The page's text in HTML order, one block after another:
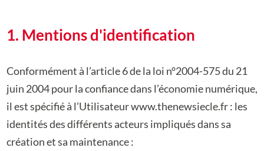
1. Mentions d'identification
Conformément à l’article 6 de la loi n°2004-575 du 21
juin 2004 pour la confiance dans l’économie numérique,
il est spécifié à l’Utilisateur www.thenewsiecle.fr : les
identités desdifférents acteurs impliqués dans sa
création et sa maintenance :